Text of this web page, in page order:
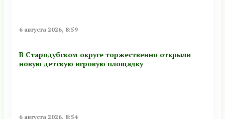
6 августа 2026, 8:59
В Стародубском округе торжественно открыли
новую детскую игровую площадку
6 августа 2026, 8:54